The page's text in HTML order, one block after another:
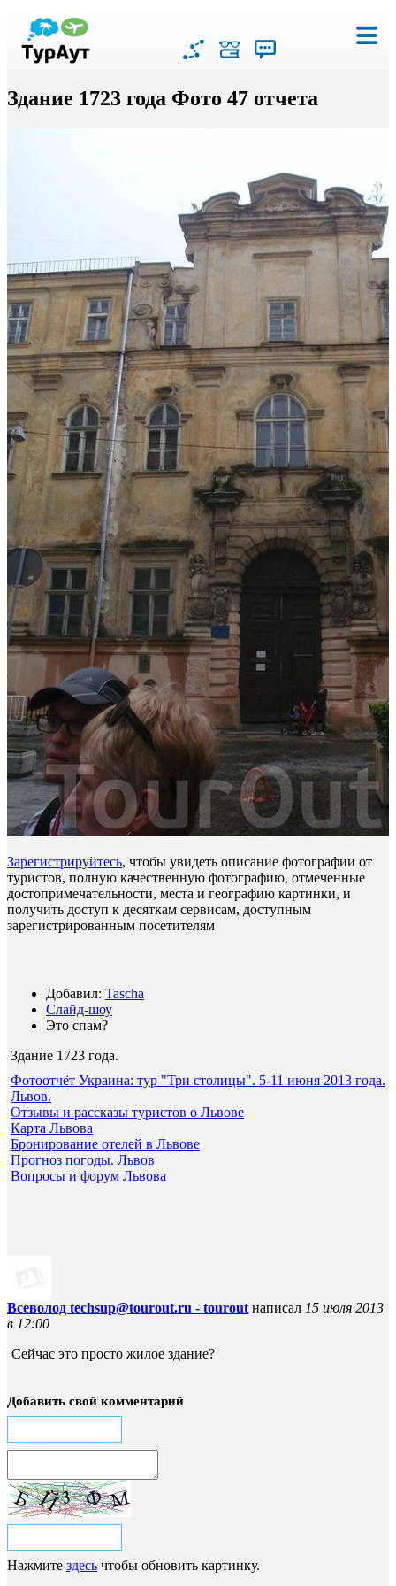
Здание 1723 года Фото 47 отчета
Зарегистрируйтесь, чтобы увидеть описание фотографии от
туристов, полную качественную фотографию, отмеченные
достопримечательности, места и географию картинки, и
получить доступ к десяткам сервисам, доступным
зарегистрированным посетителям
Добавил: Tascha
Слайд-шоу
Это спам?
Здание 1723 года.
Фотоотчёт Украина: тур "Три столицы". 5-11 июня 2013 года.
Львов.
Отзывы и рассказы туристов о Львове
Карта Львова
Бронирование отелей в Львове
Прогноз погоды. Львов
Вопросы и форум Львова
Всеволод techsup@tourout.ru - tourout написал 15 июля 2013
в 12:00
Сейчас это просто жилое здание?
Добавить свой комментарий
Нажмите здесь чтобы обновить картинку.